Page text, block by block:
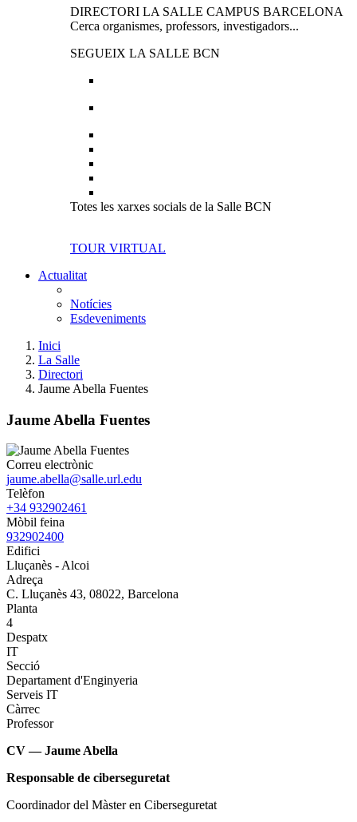
DIRECTORI LA SALLE CAMPUS BARCELONA
Cerca organismes, professors, investigadors...
SEGUEIX LA SALLE BCN
Totes les xarxes socials de la Salle BCN
TOUR VIRTUAL
Actualitat
Notícies
Esdeveniments
Inici
La Salle
Directori
Jaume Abella Fuentes
Jaume Abella Fuentes
Correu electrònic
jaume.abella@salle.url.edu
Telèfon
+34 932902461
Mòbil feina
932902400
Edifici
Lluçanès - Alcoi
Adreça
C. Lluçanès 43, 08022, Barcelona
Planta
4
Despatx
IT
Secció
Departament d'Enginyeria
Serveis IT
Càrrec
Professor
CV — Jaume Abella
Responsable de ciberseguretat
Coordinador del Màster en Ciberseguretat